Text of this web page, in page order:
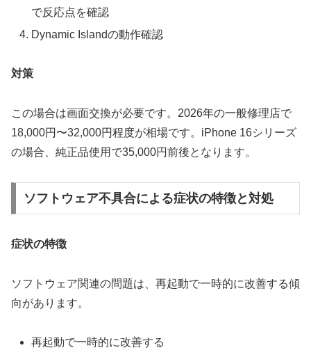
で反応点を確認
Dynamic Islandの動作確認
対策
この場合は画面交換が必要です。2026年の一般修理店で
18,000円〜32,000円程度が相場です。iPhone 16シリーズ
の場合、純正品使用で35,000円前後となります。
ソフトウェア不具合による症状の特徴と対処
症状の特徴
ソフトウェア関連の問題は、再起動で一時的に改善する傾
向があります。
再起動で一時的に改善する